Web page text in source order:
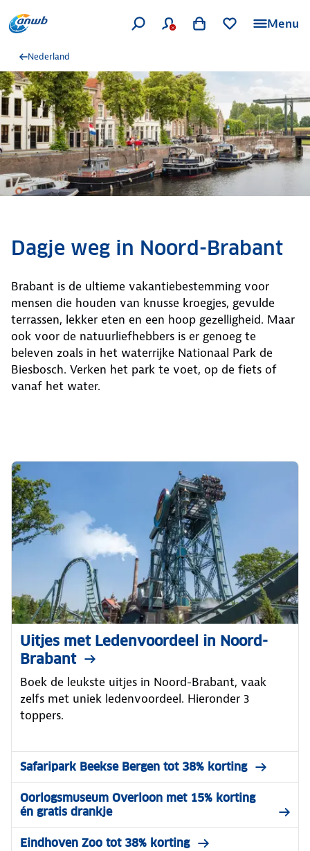
Menu
Nederland
Dagje weg in Noord-Brabant
Brabant is de ultieme vakantiebestemming voor
mensen die houden van knusse kroegjes, gevulde
terrassen, lekker eten en een hoop gezelligheid. Maar
ook voor de natuurliefhebbers is er genoeg te
beleven zoals in het waterrijke Nationaal Park de
Biesbosch. Verken het park te voet, op de fiets of
vanaf het water.
Uitjes met Ledenvoordeel in Noord-
Brabant
Boek de leukste uitjes in Noord-Brabant, vaak
zelfs met uniek ledenvoordeel. Hieronder 3
toppers.
Safaripark Beekse Bergen tot 38% korting
Oorlogsmuseum Overloon met 15% korting
én gratis drankje
Eindhoven Zoo tot 38% korting